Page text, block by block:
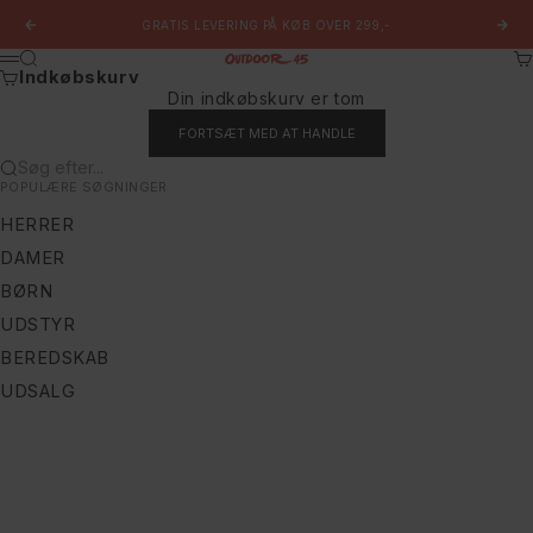
Forrige
GRATIS LEVERING PÅ KØB OVER 299,-
Outdoor 45
Menu
Søg
Indkøbskurv
Din indkøbskurv er tom
FORTSÆT MED AT HANDLE
Søg efter...
POPULÆRE SØGNINGER
HERRER
DAMER
BØRN
UDSTYR
BEREDSKAB
UDSALG